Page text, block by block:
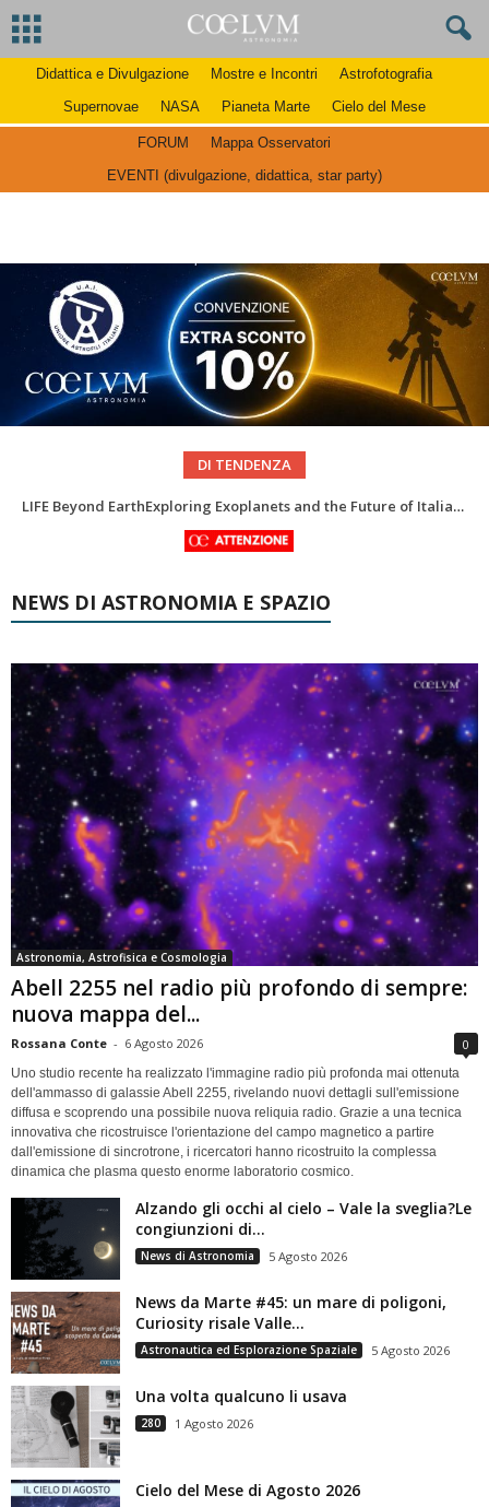
Didattica e Divulgazione Mostre e Incontri
Astrofotografia
Supernovae
NASA Pianeta Marte Cielo del Mese
FORUM
Mappa Osservatori
EVENTI (divulgazione, didattica, star party)
DI TENDENZA
In ricordo di Riccardo Pozzobon geologo dei mondi nascosti
NEWS DI ASTRONOMIA E SPAZIO
Astronomia, Astrofisica e Cosmologia
Abell 2255 nel radio più profondo di sempre:
nuova mappa del...
Rossana Conte - 6 Agosto 2026 0
Uno studio recente ha realizzato l'immagine radio più profonda mai ottenuta
dell'ammasso di galassie Abell 2255, rivelando nuovi dettagli sull'emissione
diffusa e scoprendo una possibile nuova reliquia radio. Grazie a una tecnica
innovativa che ricostruisce l'orientazione del campo magnetico a partire
dall'emissione di sincrotrone, i ricercatori hanno ricostruito la complessa
dinamica che plasma questo enorme laboratorio cosmico.
Alzando gli occhi al cielo – Vale la sveglia?Le
congiunzioni di...
News di Astronomia 5 Agosto 2026
News da Marte #45: un mare di poligoni,
Curiosity risale Valle...
Astronautica ed Esplorazione Spaziale 5 Agosto 2026
Una volta qualcuno li usava
280 1 Agosto 2026
Cielo del Mese di Agosto 2026